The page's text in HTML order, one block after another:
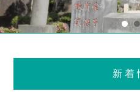
新着